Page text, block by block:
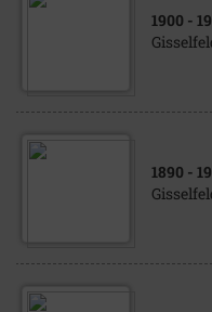
1900 -
1890 -